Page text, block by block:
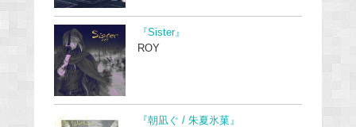
『Sister』
ROY
『朝凪ぐ / 朱夏氷菓』